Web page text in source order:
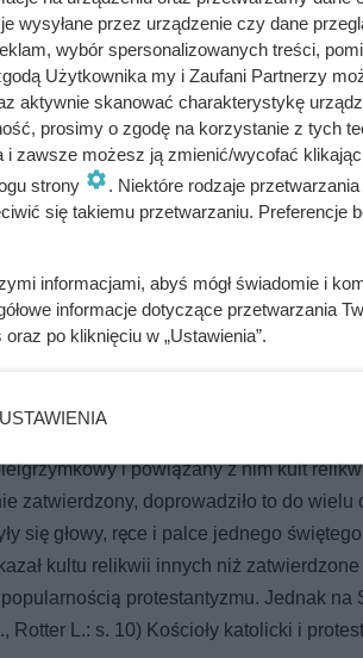
zaledwie jedno uderzenie zniszczyło
w 10 godzin. Zamiast jej pomóc, król
prześladowań. (por. Marecki J.,
mistrz i zbawiciel – Jezus, byli
podczas mszy odprawianej z
w. n.e. Początkowo łączył się on
zakazana. Według przekazu św.
miała odnaleźć szczątki Krzyża
i powiązany z nim kult
zatwierdzony, doprowadziło to do wielu
się głowy, ręce i palce jednego
kultu relikwii innych niż
protestantyzmu. Jednak na
L.: s. 10) Kościoły katolicki i
wysyłane przez urządzenie czy dane
wybór spersonalizowanych treści,
Użytkownika my i Zaufani Partnerzy
aktywnie skanować charakterystykę
prosimy o zgodę na korzystanie z tych
i zawsze możesz ją zmienić/wycofać
strony
. Niektóre rodzaje
się takiemu przetwarzaniu. Preferencje
informacjami, abyś mógł świadomie i
informacje dotyczące przetwarzania
oraz po kliknięciu w „Ustawienia”.
USTAWIENIA